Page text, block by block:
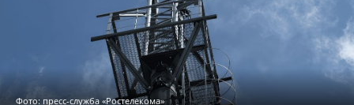
Фото: пресс-служба «Ростелекома»